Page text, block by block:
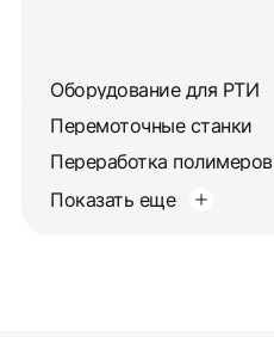
Оборудование для РТИ
Перемоточные станки
Переработка полимеров
Показать еще